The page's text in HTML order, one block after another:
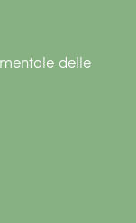
delle